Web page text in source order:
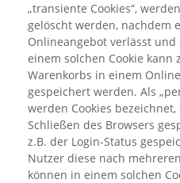
„transiente Cookies“,
gelöscht werden, nachdem
Onlineangebot verlässt
einem solchen Cookie kann
Warenkorbs in einem
gespeichert werden. Als
werden Cookies
Schließen des Browsers
z.B. der Login-Status
Nutzer diese nach
können in einem solchen